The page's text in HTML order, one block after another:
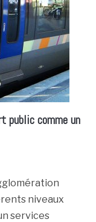
public comme un
niveaux
services